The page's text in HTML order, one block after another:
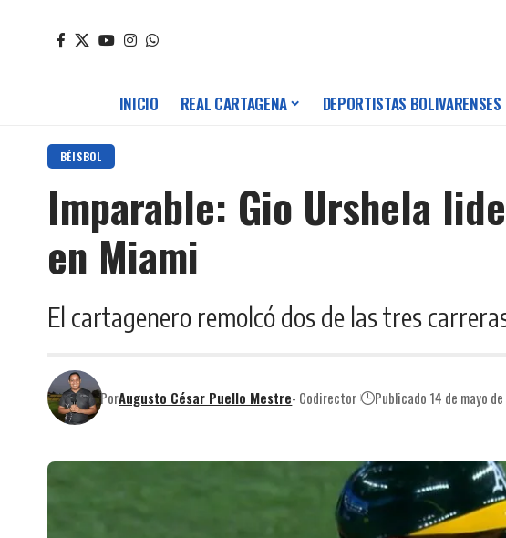
INICIO REAL CARTAGENA DEPORTISTAS BOLIVARENSES
BÉISBOL
Imparable: Gio Urshela
en Miami
El cartagenero remolcó dos de las tres
PorAugusto César Puello Mestre- Codirector Publicado 14 de mayo